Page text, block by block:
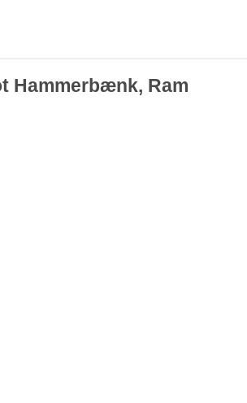
Hammerbænk, Ram